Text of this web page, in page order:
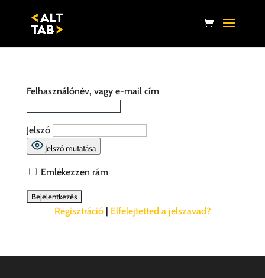
Felhasználónév, vagy e-mail cím
Jelszó
Jelszó mutatása
Emlékezzen rám
Regisztráció| Elfelejtetted a jelszavad?